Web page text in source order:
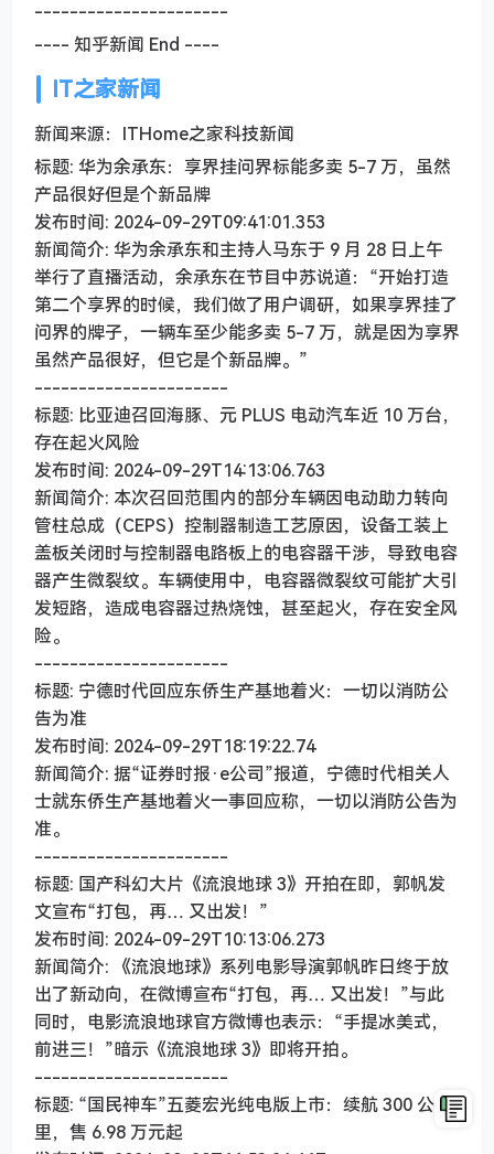
----------------------
---- 知乎新闻 End ----
IT之家新闻
新闻来源：ITHome之家科技新闻
标题: 华为余承东：享界挂问界标能多卖 5-7 万，虽然
产品很好但是个新品牌
发布时间: 2024-09-29T09:41:01.353
新闻简介: 华为余承东和主持人马东于 9 月 28 日上午
举行了直播活动，余承东在节目中苏说道：“开始打造
第二个享界的时候，我们做了用户调研，如果享界挂了
问界的牌子，一辆车至少能多卖 5-7 万，就是因为享界
虽然产品很好，但它是个新品牌。”
----------------------
标题: 比亚迪召回海豚、元 PLUS 电动汽车近 10 万台，
存在起火风险
发布时间: 2024-09-29T14:13:06.763
新闻简介: 本次召回范围内的部分车辆因电动助力转向
管柱总成（CEPS）控制器制造工艺原因，设备工装上
盖板关闭时与控制器电路板上的电容器干涉，导致电容
器产生微裂纹。车辆使用中，电容器微裂纹可能扩大引
发短路，造成电容器过热烧蚀，甚至起火，存在安全风
险。
----------------------
标题: 宁德时代回应东侨生产基地着火：一切以消防公
告为准
发布时间: 2024-09-29T18:19:22.74
新闻简介: 据“证券时报·e公司”报道，宁德时代相关人
士就东侨生产基地着火一事回应称，一切以消防公告为
准。
----------------------
标题: 国产科幻大片《流浪地球 3》开拍在即，郭帆发
文宣布“打包，再… 又出发！”
发布时间: 2024-09-29T10:13:06.273
新闻简介: 《流浪地球》系列电影导演郭帆昨日终于放
出了新动向，在微博宣布“打包，再… 又出发！”与此
同时，电影流浪地球官方微博也表示：“手提冰美式，
前进三！”暗示《流浪地球 3》即将开拍。
----------------------
标题: “国民神车”五菱宏光纯电版上市：续航 300 公
里，售 6.98 万元起